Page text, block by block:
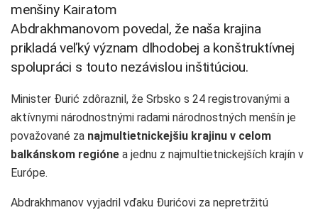
menšiny Kairatom
Abdrakhmanovom povedal, že naša krajina
prikladá veľký význam dlhodobej a konštruktívnej
spolupráci s touto nezávislou inštitúciou.
Minister Đurić zdôraznil, že Srbsko s 24 registrovanými a
aktívnymi národnostnými radami národnostných menšín je
považované za najmultietnickejšiu krajinu v celom
balkánskom regióne a jednu z najmultietnickejších krajín v
Európe.
Abdrakhmanov vyjadril vďaku Đurićovi za nepretržitú